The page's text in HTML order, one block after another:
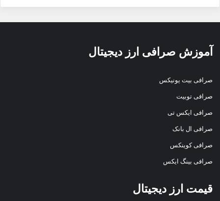
آموزش صرافی ارز دیجیتال
صرافی بیت یونیکس
صرافی توبیت
صرافی ایکس تی
صرافی ال بانک
صرافی کوینکس
صرافی بینگ ایکس
قیمت ارز دیجیتال